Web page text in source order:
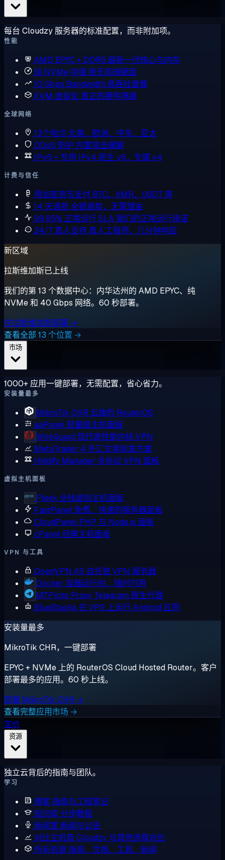
每台 Cloudzy 服务器的标准配置，而非附加项。
性能
AMD EPYC + DDR5 最新一代核心与内存
纯 NVMe 存储绝无机械硬盘
10 Gbps Bandwidth 高吞吐套餐
KVM 虚拟化 真正的硬件隔离
全球网络
13个地点 北美、欧洲、中东、亚太
DDoS 防护 内置攻击缓解
IPv6 + 专用 IPv4 原生 v6，专属 v4
计费与信任
用加密货币支付 BTC、XMR、USDT 等
14 天退款全额退款，无需理由
99.95% 正常运行 SLA我们的正常运行承诺
24/7 真人支持 真人工程师，几分钟响应
新区域
拉斯维加斯已上线
我们的第 13 个数据中心：内华达州的 AMD EPYC、纯
NVMe 和 40 Gbps 网络。60 秒部署。
在拉斯维加斯部署 →
查看全部 13 个位置 →
1000+ 应用一键部署，无需配置，省心省力。
安装量最多
MikroTik CHR 云端的 RouterOS
aaPanel轻量级主机面板
WireGuard 现代高性能内核 VPN
MetaTrader 4 外汇交易标准方案
Hiddify Manager 多协议 VPN 面板
虚拟主机面板
Plesk 全栈虚拟主机面板
FastPanel 免费、快速的服务器面板
CloudPanel PHP 与 Node.js 面板
cPanel经典主机面板
VPN 与工具
OpenVPN AS 自托管 VPN 服务器
Docker 容器运行时，随时可用
MTProto Proxy Telegram 原生代理
BlueStacks 在 VPS 上运行 Android 应用
安装量最多
MikroTik CHR，一键部署
EPYC + NVMe 上的 RouterOS Cloud Hosted Router。客户
部署最多的应用。60 秒上线。
部署 MikroTik CHR →
查看完整应用市场 →
定价
独立云背后的指南与团队。
学习
博客指南与工程笔记
知识库 分步教程
新闻室 新闻与公告
对比主机商 Cloudzy 与其他选择对比
所有资源指南、文档、工具、新闻